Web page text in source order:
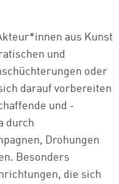
aus Kunst
und
oder
darauf vorbereiten
und -
durch
Drohungen
Besonders
die sich